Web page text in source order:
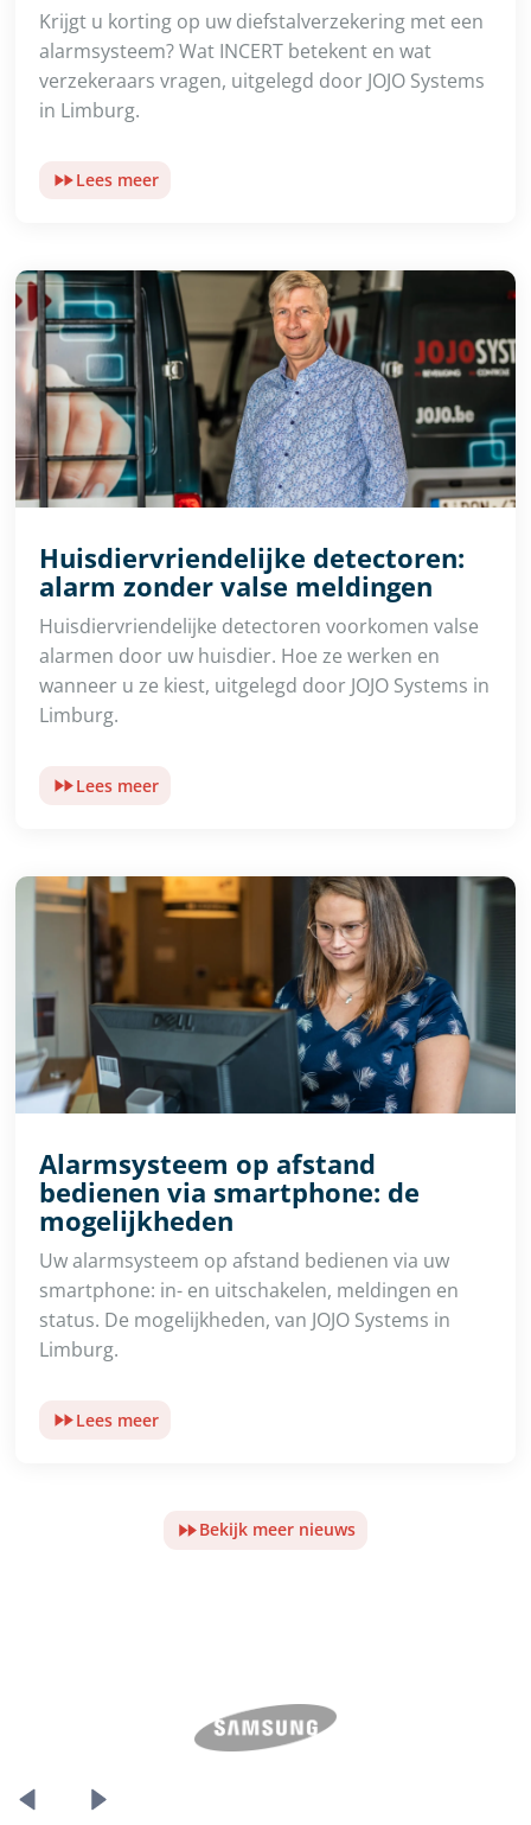
Krijgt u korting op uw diefstalverzekering met een
alarmsysteem? Wat INCERT betekent en wat
verzekeraars vragen, uitgelegd door JOJO Systems
in Limburg.
Lees meer
Huisdiervriendelijke detectoren:
alarm zonder valse meldingen
Huisdiervriendelijke detectoren voorkomen valse
alarmen door uw huisdier. Hoe ze werken en
wanneer u ze kiest, uitgelegd door JOJO Systems in
Limburg.
Lees meer
Alarmsysteem op afstand
bedienen via smartphone: de
mogelijkheden
Uw alarmsysteem op afstand bedienen via uw
smartphone: in- en uitschakelen, meldingen en
status. De mogelijkheden, van JOJO Systems in
Limburg.
Lees meer
Bekijk meer nieuws